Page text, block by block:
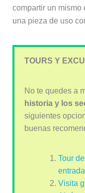
compartir un mismo
una pieza de uso
TOURS Y
No te quedes a
historia y los
siguientes
buenas
Tour
Visita